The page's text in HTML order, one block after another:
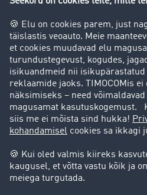
Alusta
Kas Teil on